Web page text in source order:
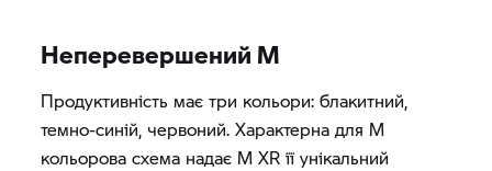
Неперевершений M
Продуктивність має три кольори: блакитний,
темно-синій, червоний. Характерна для M
кольорова схема надає M XR її унікальний